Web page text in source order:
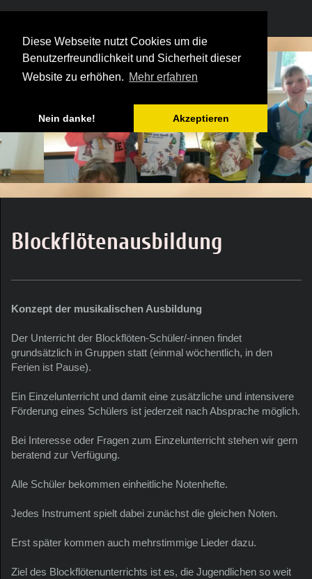
Diese Webseite nutzt Cookies um die
Benutzerfreundlichkeit und Sicherheit dieser
Website zu erhöhen. Mehr erfahren
Nein danke! Akzeptieren
Blockflötenausbildung
Konzept der musikalischen Ausbildung
Der Unterricht der Blockflöten-Schüler/-innen findet
grundsätzlich in Gruppen statt (einmal wöchentlich, in den
Ferien ist Pause).
Ein Einzelunterricht und damit eine zusätzliche und intensivere
Förderung eines Schülers ist jederzeit nach Absprache möglich.
Bei Interesse oder Fragen zum Einzelunterricht stehen wir gern
beratend zur Verfügung.
Alle Schüler bekommen einheitliche Notenhefte.
Jedes Instrument spielt dabei zunächst die gleichen Noten.
Erst später kommen auch mehrstimmige Lieder dazu.
Ziel des Blockflötenunterrichts ist es, die Jugendlichen so weit